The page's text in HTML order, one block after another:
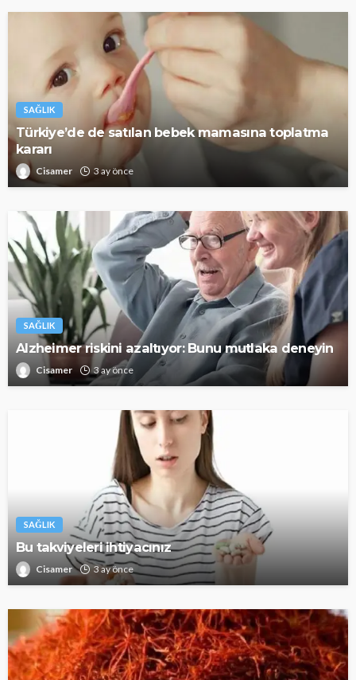
SAĞLIK
Türkiye’de de satılan bebek mamasına toplatma
kararı
Cisamer 3 ay önce
SAĞLIK
Alzheimer riskini azaltıyor: Bunu mutlaka deneyin
Cisamer 3 ay önce
SAĞLIK
Bu takviyeleri ihtiyacınız
Cisamer 3 ay önce